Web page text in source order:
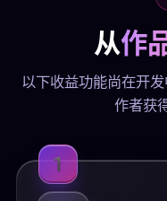
从作
以下收益功能尚在开
作者获
1